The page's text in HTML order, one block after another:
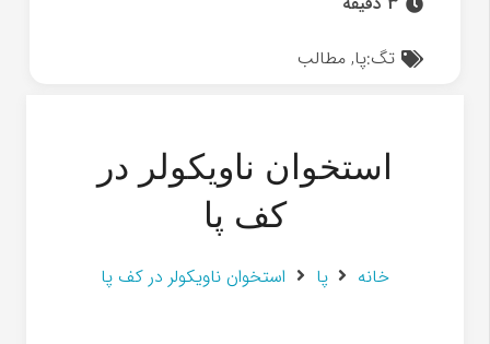
تگ:پا,مطالب
استخوان ناویکولر در
کف پا
خانه پا استخوان ناویکولر در کف پا